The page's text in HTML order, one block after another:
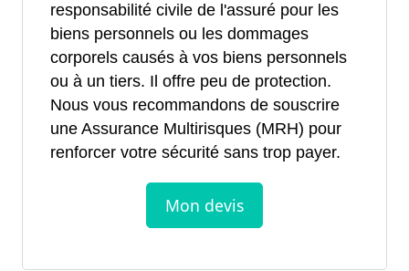
responsabilité civile de l'assuré pour les
biens personnels ou les dommages
corporels causés à vos biens personnels
ou à un tiers. Il offre peu de protection.
Nous vous recommandons de souscrire
une Assurance Multirisques (MRH) pour
renforcer votre sécurité sans trop payer.